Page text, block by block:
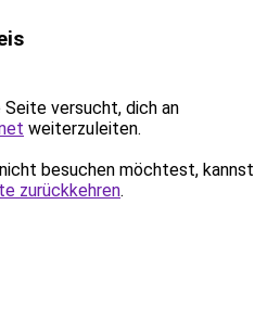
versucht, dich an
weiterzuleiten.
besuchen möchtest, kannst
zurückkehren.